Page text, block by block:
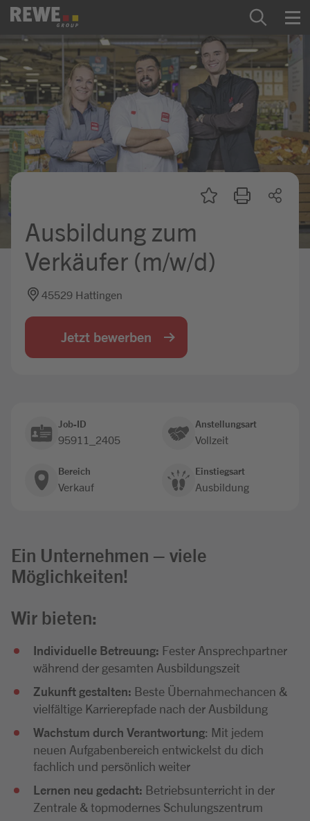
Zum Inhalt springen
Startseite
REWE Group als Arbeitgeber
Ausbildung & Studium
Praktikum & Werkstudium
Mein Kandidat:innenprofil
Ausbildung zum
Verkäufer (m/w/d)
45529 Hattingen
Jetzt bewerben
Job-ID
95911_2405
Anstellungsart
Vollzeit
Bereich
Verkauf
Einstiegsart
Ausbildung
Ein Unternehmen – viele
Möglichkeiten!
Wir bieten:
Individuelle Betreuung: Fester Ansprechpartner
während der gesamten Ausbildungszeit
Zukunft gestalten: Beste Übernahmechancen &
vielfältige Karrierepfade nach der Ausbildung
Wachstum durch Verantwortung: Mit jedem
neuen Aufgabenbereich entwickelst du dich
fachlich und persönlich weiter
Lernen neu gedacht: Betriebsunterricht in der
Zentrale & topmodernes Schulungszentrum